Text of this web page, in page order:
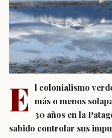
E l colonialismo
más o menos
30 años en la
sabido controlar sus